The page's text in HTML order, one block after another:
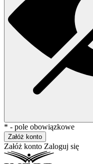
* - pole obowiązkowe
Załóż konto
Załóż konto Zaloguj się